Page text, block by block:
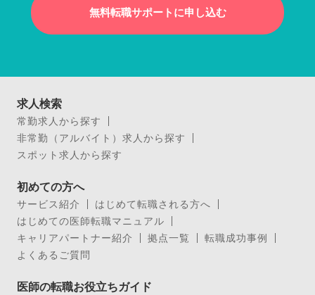
無料転職サポートに申し込む
求人検索
常勤求人から探す
非常勤（アルバイト）求人から探す
スポット求人から探す
初めての方へ
サービス紹介
はじめて転職される方へ
はじめての医師転職マニュアル
キャリアパートナー紹介
拠点一覧
転職成功事例
よくあるご質問
医師の転職お役立ちガイド